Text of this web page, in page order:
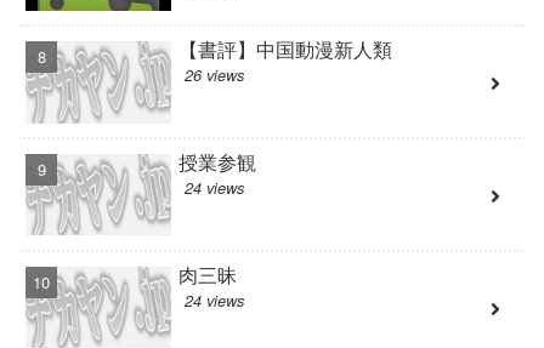
【書評】中国動漫新人類
26 views
授業参観
24 views
肉三昧
24 views